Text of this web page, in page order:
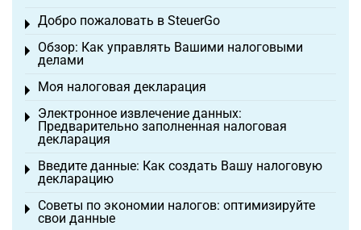
Добро пожаловать в SteuerGo
Toggle menu
Обзор: Как управлять Вашими налоговыми
делами
Toggle menu
Моя налоговая декларация
Toggle menu
Электронное извлечение данных:
Предварительно заполненная налоговая
декларация
Toggle menu
Введите данные: Как создать Вашу налоговую
декларацию
Toggle menu
Советы по экономии налогов: оптимизируйте
свои данные
Toggle menu